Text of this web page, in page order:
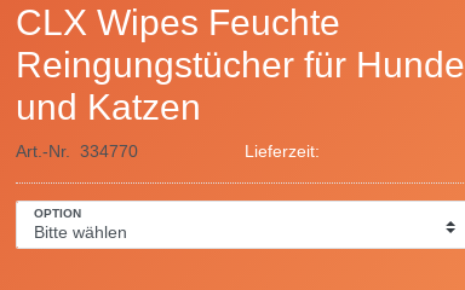
CLX Wipes Feuchte
Reingungstücher für Hunde
und Katzen
Art.-Nr. 334770 Lieferzeit:
OPTION